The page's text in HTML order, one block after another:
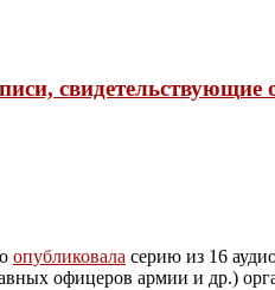
опубликовала серию из 16
офицеров армии и др.)